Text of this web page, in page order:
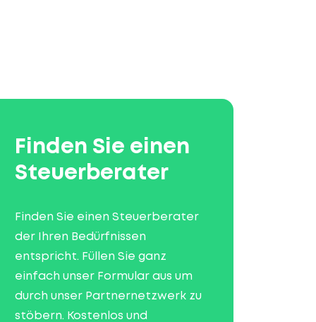
Finden Sie einen
Steuerberater
Finden Sie einen Steuerberater
der Ihren Bedürfnissen
entspricht. Füllen Sie ganz
einfach unser Formular aus um
durch unser Partnernetzwerk zu
stöbern. Kostenlos und